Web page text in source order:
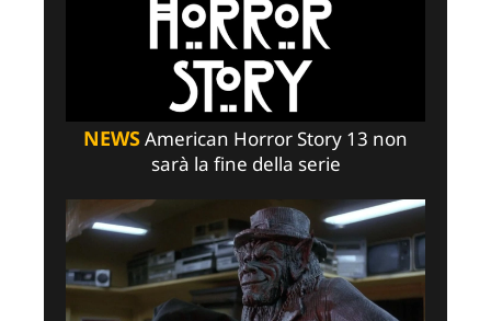
NEWSAmerican Horror Story 13 non
sarà la fine della serie